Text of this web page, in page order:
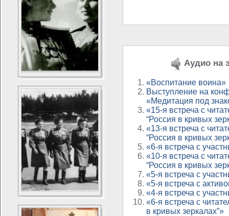
Аудио на
«Воспитание воина»
Выступление на
«Медитация под
«15-я встреча с
“Россия в кривых
«13-я встреча с
“Россия в кривых
«6-я встреча с
«10-я встреча с
“Россия в кривых
«5-я встреча с
«5-я встреча с
«4-я встреча с
«6-я встреча с
в кривых зеркалах”»